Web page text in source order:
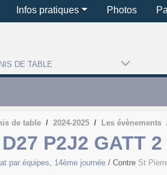
Infos pratiques Photos
DE TABLE
de table 2024-2025 Les évènements
P2J2 GATT 2
par équipes, 14ème journée / Contre St